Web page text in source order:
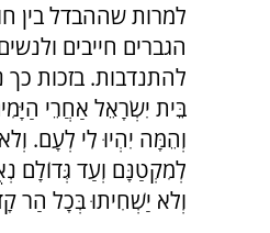
למרות שההבדל בין
הגברים חייבים
להתנדבות. בזכות
בֵּית יִשְׂרָאֵל אַחֲרֵי
וְהֵמָּה יִהְיוּ לִי לְעָם.
לְמִקְטַנָּם וְעַד גְּדוֹלָם
וְלֹא יַשְׁחִיתוּ בְּכָל הַר